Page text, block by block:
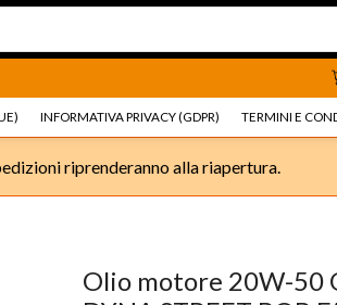
INFORMATIVA PRIVACY (GDPR) TERMINI E
Go shop Ricambi e accessori
riprenderanno alla riapertura.
Olio motore 20W-50